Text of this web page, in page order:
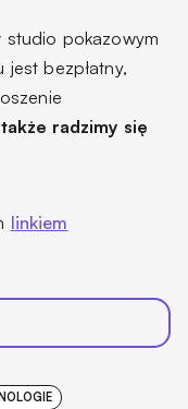
pokazowym
jest bezpłatny,
radzimy się
linkiem